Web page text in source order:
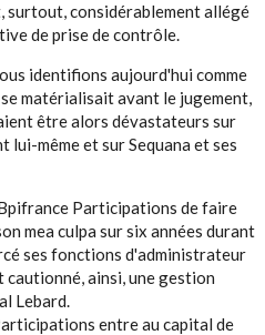
surtout, considérablement allégé
de prise de contrôle.
identifions aujourd'hui comme
matérialisait avant le jugement,
être alors dévastateurs sur
lui-même et sur Sequana et ses
Participations de faire
mea culpa sur six années durant
ses fonctions d'administrateur
cautionné, ainsi, une gestion
Lebard.
entre au capital de